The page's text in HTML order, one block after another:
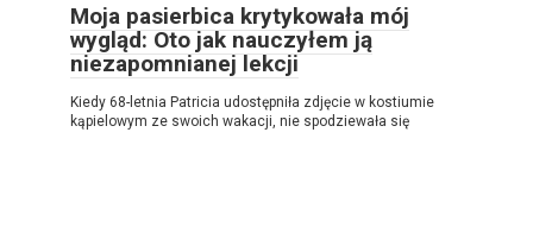
Moja pasierbica krytykowała mój
wygląd: Oto jak nauczyłem ją
niezapomnianej lekcji
Kiedy 68-letnia Patricia udostępniła zdjęcie w kostiumie
kąpielowym ze swoich wakacji, nie spodziewała się